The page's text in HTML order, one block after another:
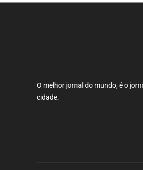
O melhor jornal do mundo, é o
cidade.